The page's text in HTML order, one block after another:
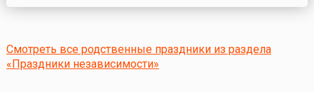
результате которого Парламент проголосовал за принятие
состава СССР после провала августов...
Смотреть все родственные праздники из раздела
«Праздники независимости»